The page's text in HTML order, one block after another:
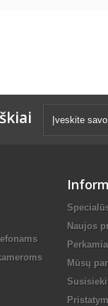
Naujos
Mūsų